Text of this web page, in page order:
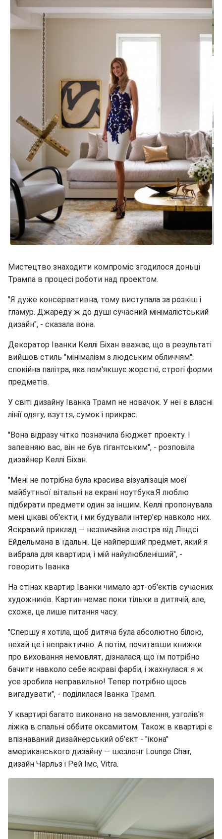
Мистецтво знаходити компроміс згодилося доньці
Трампа в процесі роботи над проектом.
"Я дуже консервативна, тому виступала за розкіш і
гламур. Джареду ж до душі сучасний мінімалістський
дизайн", - сказала вона.
Декоратор Іванки Келлі Біхан вважає, що в результаті
вийшов стиль "мінімалізм з людським обличчям":
спокійна палітра, яка пом'якшує жорсткі, строгі форми
предметів.
У світі дизайну Іванка Трамп не новачок. У неї є власні
лінії одягу, взуття, сумок і прикрас.
"Вона відразу чітко позначила бюджет проекту. І
запевняю вас, він не був гігантським", - розповіла
дизайнер Келлі Біхан.
"Мені не потрібна була красива візуалізація моєї
майбутньої вітальні на екрані ноутбука.Я люблю
підбирати предмети один за іншим. Келлі пропонувала
мені цікаві об'єкти, і ми будували інтер'єр навколо них.
Яскравий приклад — незвичайна люстра від Ліндсі
Ейдельмана в їдальні. Це найперший предмет, який я
вибрала для квартири, і мій найулюбленіший", -
говорить Іванка
На стінах квартир Іванки чимало арт-об'єктів сучасних
художників. Картин немає поки тільки в дитячій, але,
схоже, це лише питання часу.
"Спершу я хотіла, щоб дитяча була абсолютно білою,
нехай це і непрактично. А потім, почитавши книжки
про виховання немовлят, дізналася, що їм потрібно
бачити навколо себе яскраві фарби, і жахнулася: я ж
усе зробила неправильно! Тепер потрібно щось
вигадувати", - поділилася Іванка Трамп.
У квартирі багато виконано на замовлення, узголів'я
ліжка в спальні оббите оксамитом. Також в квартирі є
впізнаваний дизайнерський об'єкт - "ікона"
американського дизайну — шезлонг Lounge Chair,
дизайн Чарльз і Рей Імс, Vitra.